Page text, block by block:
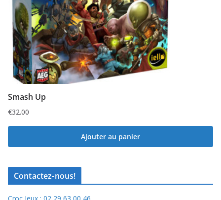
Smash Up
€32.00
Ajouter au panier
Contactez-nous!
Croc Jeux : 02 29 63 00 46